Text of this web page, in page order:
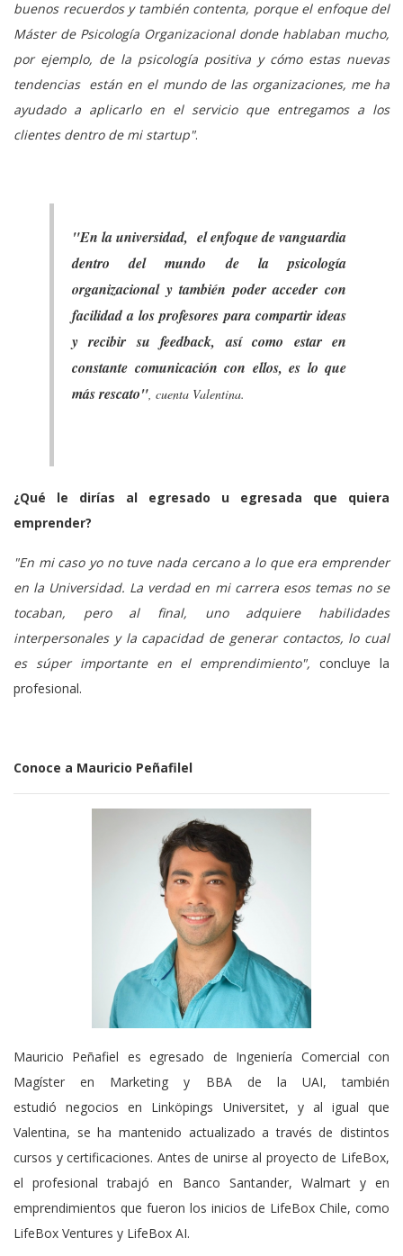
buenos recuerdos y también contenta, porque el enfoque del
Máster de Psicología Organizacional donde hablaban mucho,
por ejemplo, de la psicología positiva y cómo estas nuevas
tendencias están en el mundo de las organizaciones, me ha
ayudado a aplicarlo en el servicio que entregamos a los
clientes dentro de mi startup".
"En la universidad, el enfoque de vanguardia
dentro del mundo de la psicología
organizacional y también poder acceder con
facilidad a los profesores para compartir ideas
y recibir su feedback, así como estar en
constante comunicación con ellos, es lo que
más rescato" , cuenta Valentina.
¿Qué le dirías al egresado u egresada que quiera
emprender?
"En mi caso yo no tuve nada cercano a lo que era emprender
en la Universidad. La verdad en mi carrera esos temas no se
tocaban, pero al final, uno adquiere habilidades
interpersonales y la capacidad de generar contactos, lo cual
es súper importante en el emprendimiento",concluye la
profesional.
Conoce a Mauricio Peñafilel
Mauricio Peñafiel es egresado de Ingeniería Comercial con
Magíster en Marketing y BBA de la UAI, también
estudió negocios en Linköpings Universitet, y al igual que
Valentina, se ha mantenido actualizado a través de distintos
cursos y certificaciones. Antes de unirse al proyecto de LifeBox,
el profesional trabajó en Banco Santander, Walmart y en
emprendimientos que fueron los inicios de LifeBox Chile, como
LifeBox Ventures y LifeBox AI.